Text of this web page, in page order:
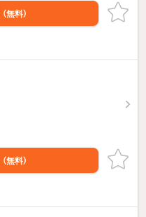
（無料）
（無料）